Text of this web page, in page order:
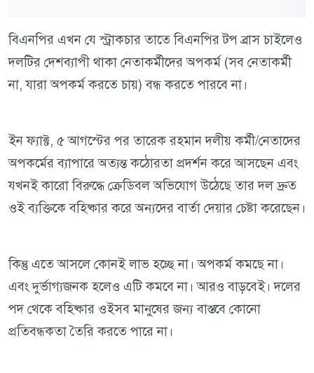
বিএনপির এখন যে স্ট্রাকচার তাতে বিএনপির টপ ব্রাস চাইলেও
দলটির দেশব্যাপী থাকা নেতাকর্মীদের অপকর্ম (সব নেতাকর্মী
না, যারা অপকর্ম করতে চায়) বন্ধ করতে পারবে না।
ইন ফ্যাক্ট, ৫ আগস্টের পর তারেক রহমান দলীয় কর্মী/নেতাদের
অপকর্মের ব্যাপারে অত্যন্ত কঠোরতা প্রদর্শন করে আসছেন এবং
যখনই কারো বিরুদ্ধে ক্রেডিবল অভিযোগ উঠেছে তার দল দ্রুত
ওই ব্যক্তিকে বহিষ্কার করে অন্যদের বার্তা দেয়ার চেষ্টা করেছেন।
কিন্তু এতে আসলে কোনই লাভ হচ্ছে না। অপকর্ম কমছে না।
এবং দুর্ভাগ্যজনক হলেও এটি কমবে না। আরও বাড়বেই। দলের
পদ থেকে বহিষ্কার ওইসব মানুষের জন্য বাস্তবে কোনো
প্রতিবন্ধকতা তৈরি করতে পারে না।